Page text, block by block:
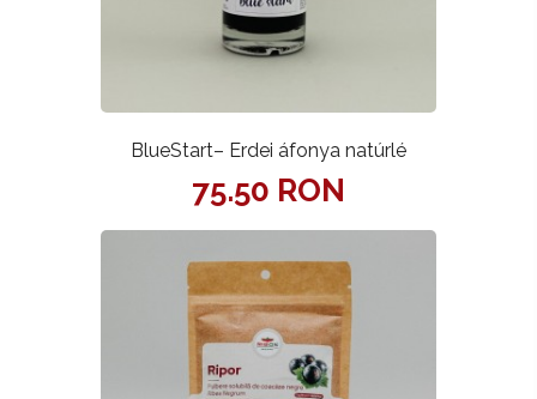
BlueStart– Erdei áfonya natúrlé
75.50 RON